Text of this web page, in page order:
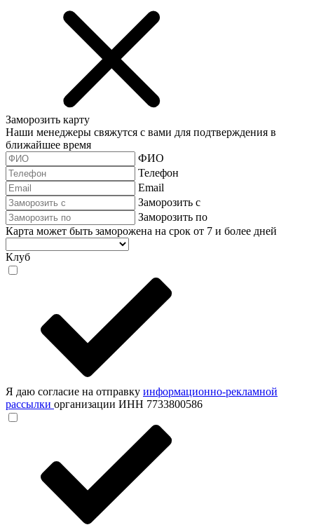
Заморозить карту
Наши менеджеры свяжутся с вами для подтверждения в
ближайшее время
ФИО
Телефон
Email
Заморозить с
Заморозить по
Карта может быть заморожена на срок от 7 и более дней
Клуб
Я даю согласие на отправку информационно-рекламной
рассылки организации ИНН 7733800586